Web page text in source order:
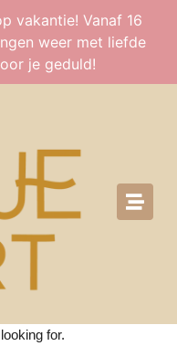
vakantie! Vanaf 16
weer met liefde
je geduld!
for.